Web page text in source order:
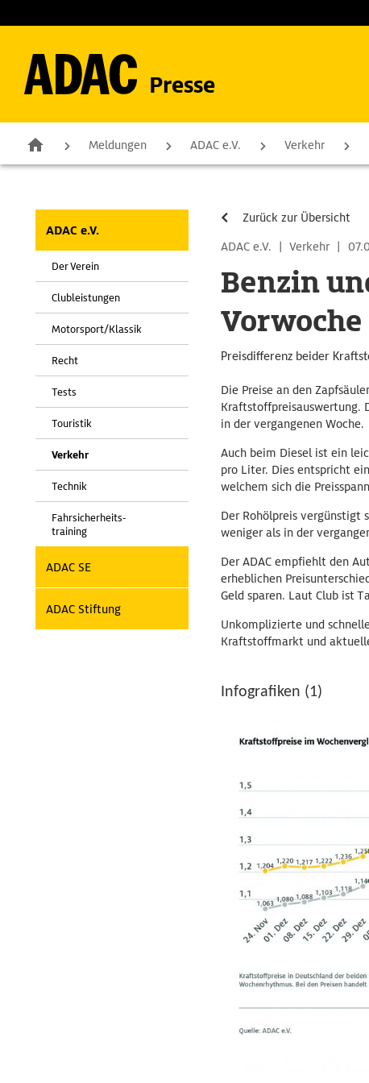
Presse
Meldungen ADAC e.V. Verkehr
ADAC e.V.
Der Verein
Clubleistungen
Motorsport/Klassik
Recht
Tests
Touristik
Verkehr
Technik
Fahrsicherheits-
training
ADAC SE
ADAC Stiftung
Zurück zur Übersicht
ADAC e.V.
| Verkehr |
Benzin
Vorwoche
Preisdifferenz beider
Die Preise an den
Kraftstoffpreisauswertung.
in der vergangenen Woche.
Auch beim Diesel ist ein
pro Liter. Dies entspricht
welchem sich die
Der Rohölpreis vergünstigt
weniger als in der
Der ADAC empfiehlt den
erheblichen
Geld sparen. Laut Club ist
Unkomplizierte und
Kraftstoffmarkt und
Infografiken (1)